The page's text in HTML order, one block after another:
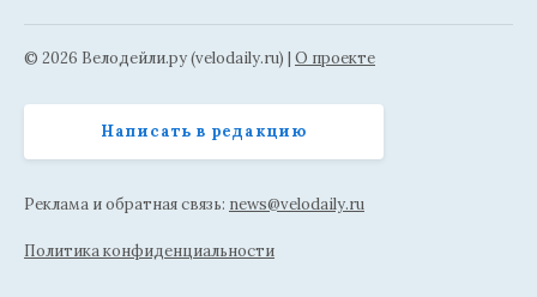
© 2026 Велодейли.ру (velodaily.ru) | О проекте
Написать в редакцию
Реклама и обратная связь: news@velodaily.ru
Политика конфиденциальности